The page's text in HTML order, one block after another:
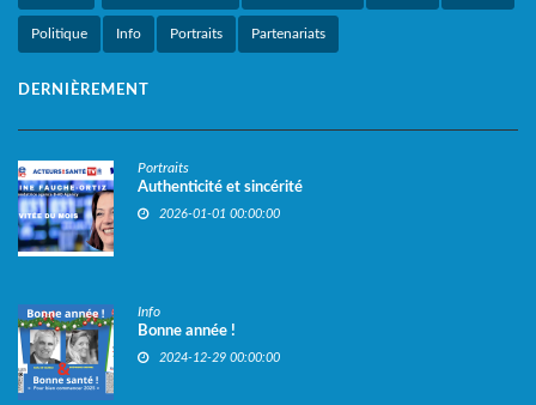
Politique Info Portraits Partenariats
DERNIÈREMENT
Portraits
Authenticité et sincérité
2026-01-01 00:00:00
Info
Bonne année !
2024-12-29 00:00:00